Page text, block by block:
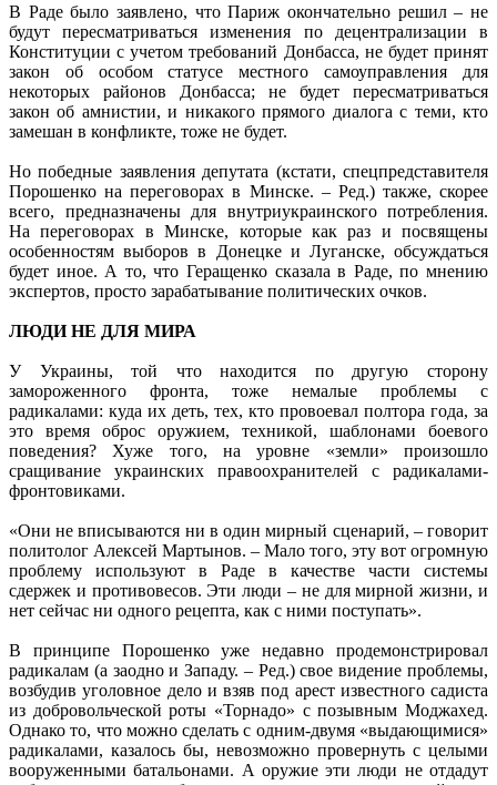
В Раде было заявлено, что Париж окончательно решил – не
будут пересматриваться изменения по децентрализации в
Конституции с учетом требований Донбасса, не будет принят
закон об особом статусе местного самоуправления для
некоторых районов Донбасса; не будет пересматриваться
закон об амнистии, и никакого прямого диалога с теми, кто
замешан в конфликте, тоже не будет.
Но победные заявления депутата (кстати, спецпредставителя
Порошенко на переговорах в Минске. – Ред.) также, скорее
всего, предназначены для внутриукраинского потребления.
На переговорах в Минске, которые как раз и посвящены
особенностям выборов в Донецке и Луганске, обсуждаться
будет иное. А то, что Геращенко сказала в Раде, по мнению
экспертов, просто зарабатывание политических очков.
ЛЮДИ НЕ ДЛЯ МИРА
У Украины, той что находится по другую сторону
замороженного фронта, тоже немалые проблемы с
радикалами: куда их деть, тех, кто провоевал полтора года, за
это время оброс оружием, техникой, шаблонами боевого
поведения? Хуже того, на уровне «земли» произошло
сращивание украинских правоохранителей с радикалами-
фронтовиками.
«Они не вписываются ни в один мирный сценарий, – говорит
политолог Алексей Мартынов. – Мало того, эту вот огромную
проблему используют в Раде в качестве части системы
сдержек и противовесов. Эти люди – не для мирной жизни, и
нет сейчас ни одного рецепта, как с ними поступать».
В принципе Порошенко уже недавно продемонстрировал
радикалам (а заодно и Западу. – Ред.) свое видение проблемы,
возбудив уголовное дело и взяв под арест известного садиста
из добровольческой роты «Торнадо» с позывным Моджахед.
Однако то, что можно сделать с одним-двумя «выдающимися»
радикалами, казалось бы, невозможно провернуть с целыми
вооруженными батальонами. А оружие эти люди не отдадут